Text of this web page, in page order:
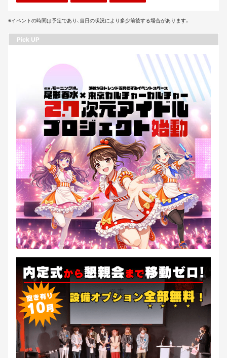
※イベントの時間は予定であり、当日の状況により多少前後する場合があります。
Pick UP